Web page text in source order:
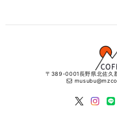
〒389-0001長野県北佐久